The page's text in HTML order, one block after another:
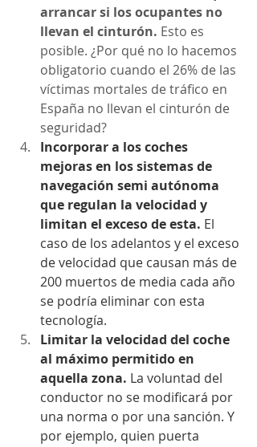
arrancar si los ocupantes no
llevan el cinturón. Esto es
posible. ¿Por qué no lo hacemos
obligatorio cuando el 26% de las
víctimas mortales de tráfico en
España no llevan el cinturón de
seguridad?
Incorporar a los coches
mejoras en los sistemas de
navegación semi autónoma
que regulan la velocidad y
limitan el exceso de esta. El
caso de los adelantos y el exceso
de velocidad que causan más de
200 muertos de media cada año
se podría eliminar con esta
tecnología.
Limitar la velocidad del coche
al máximo permitido en
aquella zona. La voluntad del
conductor no se modificará por
una norma o por una sanción. Y
por ejemplo, quien puerta